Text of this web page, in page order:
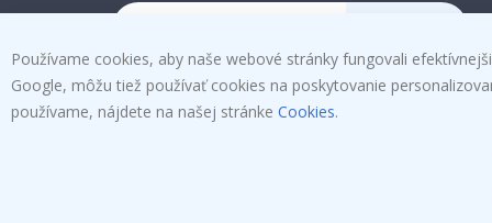
SA K
Používame cookies, aby naše webové stránky fungovali
Google, môžu tiež používať cookies na poskytovanie
používame, nájdete na našej stránke Cookies.